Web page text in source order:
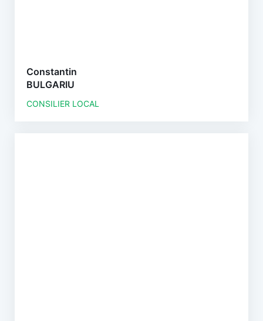
Constantin
BULGARIU
CONSILIER LOCAL